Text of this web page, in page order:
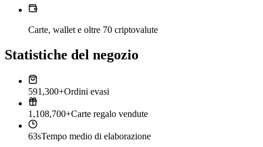
Carte, wallet e oltre 70 criptovalute
Statistiche del negozio
591,300+Ordini evasi
1,108,700+Carte regalo vendute
63sTempo medio di elaborazione